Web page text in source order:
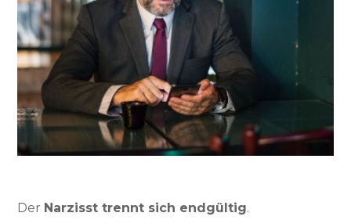
Der Narzisst trennt sich endgültig.